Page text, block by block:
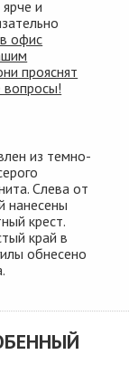
и
офис
прояснят
из темно-
Слева от
нанесены
крест.
край в
обнесено